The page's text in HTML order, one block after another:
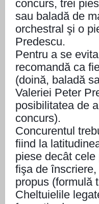
concurs, trei
sau baladă de
orchestral şi o
Predescu.
Pentru a se
recomandă ca
(doină, baladă
Valeriei Peter
posibilitatea de
concurs).
Concurentul
fiind la
piese decât
fişa de
propus (formulă
Cheltuielile